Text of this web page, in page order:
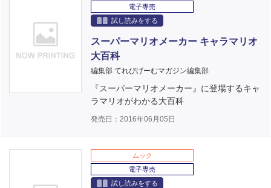
電子専売
試し読みをする
スーパーマリオメーカー キャラマリオ
大百科
編集部 てれびげーむマガジン編集部
『スーパーマリオメーカー』に登場するキャ
ラマリオがわかる大百科
発売日：2016年06月05日
ムック
電子専売
試し読みをする